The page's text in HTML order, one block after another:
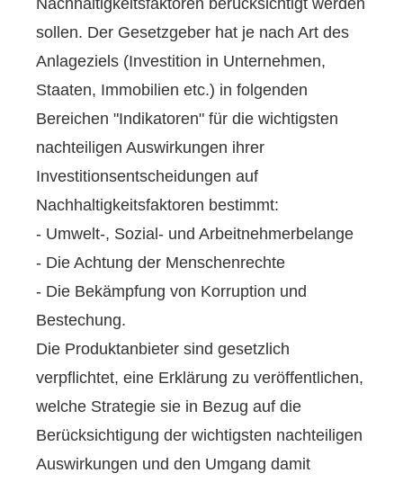
sollen. Der Gesetzgeber hat je nach Art des
Anlageziels (Investition in Unternehmen,
Staaten, Immobilien etc.) in folgenden
Bereichen "Indikatoren" für die wichtigsten
nachteiligen Auswirkungen ihrer
Investitionsentscheidungen auf
Nachhaltigkeitsfaktoren bestimmt:
- Umwelt-, Sozial- und Arbeitnehmerbelange
- Die Achtung der Menschenrechte
- Die Bekämpfung von Korruption und
Bestechung.
Die Produktanbieter sind gesetzlich
verpflichtet, eine Erklärung zu veröffentlichen,
welche Strategie sie in Bezug auf die
Berücksichtigung der wichtigsten nachteiligen
Auswirkungen und den Umgang damit